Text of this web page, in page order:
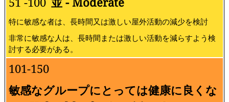
特に敏感な者は、長時間又は激しい屋外活動の減少を検討
非常に敏感な人は、長時間または激しい活動を減らすよう検
討する必要がある。
101-150
敏感なグループにとっては健康に良くな